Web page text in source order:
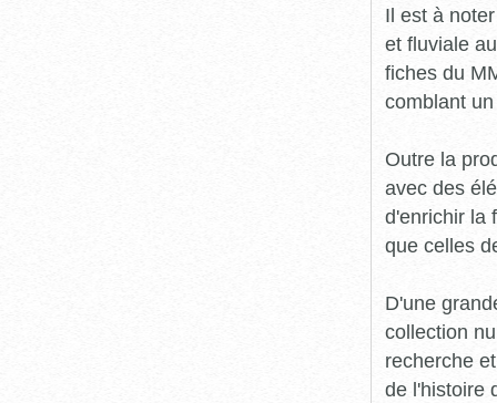
Il est à
et fluviale
fiches du
comblant
Outre la
avec des
d'enrichir la
que celles
D'une
collection
recherche
de l'histoire